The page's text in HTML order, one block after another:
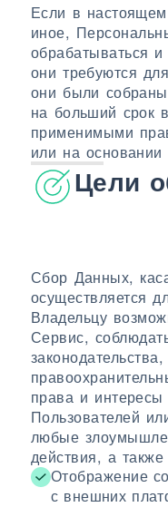
Если в
иное,
обрабатываться
они требуются
они были
на больший срок
применимыми
или на основании
Цели
Сбор Данных,
осуществляется
Владельцу
Сервис,
права и
Пользователей
любые
действия, а
Отображение
с внешних